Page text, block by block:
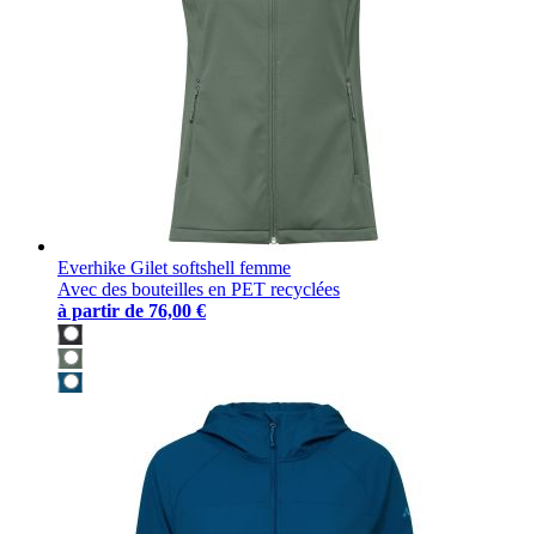
Everhike Gilet softshell femme
Avec des bouteilles en PET recyclées
à partir de 76,00 €